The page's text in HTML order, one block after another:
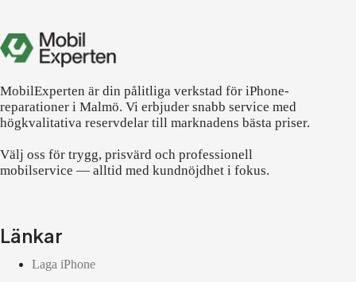
MobilExperten är din pålitliga verkstad för iPhone-
reparationer i Malmö. Vi erbjuder snabb service med
högkvalitativa reservdelar till marknadens bästa priser.
Välj oss för trygg, prisvärd och professionell
mobilservice — alltid med kundnöjdhet i fokus.
Länkar
Laga iPhone